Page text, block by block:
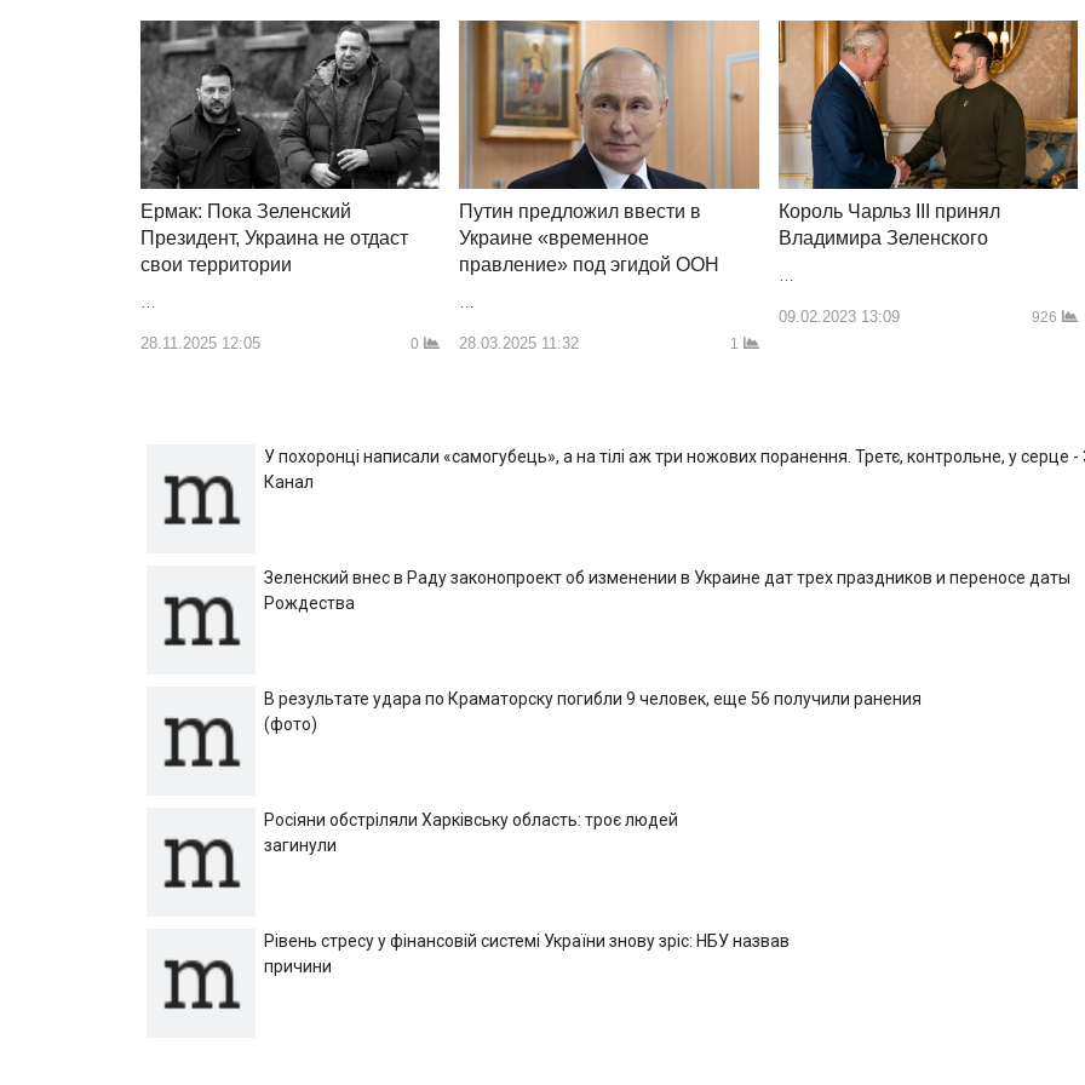
Ермак: Пока Зеленский
Президент, Украина не отдаст
свои территории
28.11.2025 12:05 0
Путин предложил ввести в
Украине «временное
правление» под эгидой ООН
28.03.2025 11:32 1
Король Чарльз III принял
Владимира Зеленского
09.02.2023 13:09 926
У похоронці написали «самогубець», а на тілі аж три ножових поранення. Третє, контрольне, у серце -
Канал
Зеленский внес в Раду законопроект об изменении в Украине дат трех праздников и переносе даты
Рождества
В результате удара по Краматорску погибли 9 человек, еще 56 получили ранения
(фото)
Росіяни обстріляли Харківську область: троє людей
загинули
Рівень стресу у фінансовій системі України знову зріс: НБУ назвав
причини